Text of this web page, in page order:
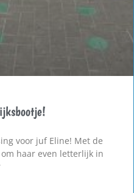
voor juf Eline! Met de
haar even letterlijk in